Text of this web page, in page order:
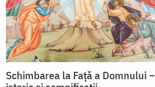
Schimbarea la Față a Domnului –